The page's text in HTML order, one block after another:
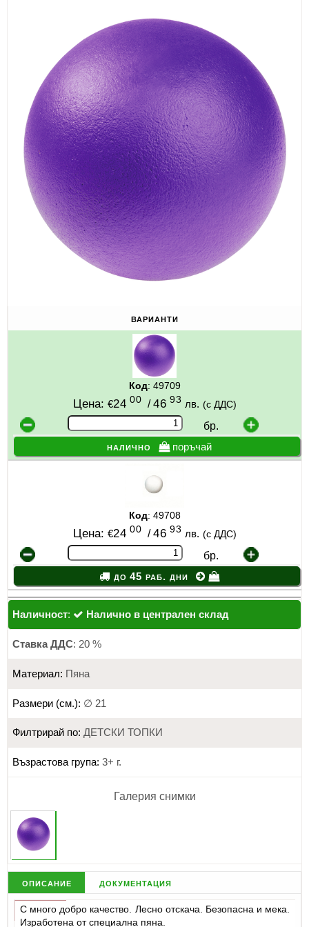
ИЗКУСТВА
МЕБЕЛИ И ОБОРУДВАНЕ
КАНЦЕЛАРСКИ МАТЕРИАЛИ
КНИГИ И УЧЕБНИЦИ
БДП
НОВИ
ПРОМОЦИИ
S.T.E.M.
варианти
Код: 49709
Цена:€24 00 /46 93 лв. (с ДДС)
бр.
налично
поръчай
Код: 49708
Цена:€24 00 /46 93 лв. (с ДДС)
бр.
до 45 раб. дни
Наличност: Налично в централен склад
Ставка ДДС: 20 %
Материал: Пяна
Размери (см.): ∅ 21
Филтрирай по: ДЕТСКИ ТОПКИ
Възрастова група: 3+ г.
Галерия снимки
описание документация
С много добро качество. Лесно отскача. Безопасна и мека.
Изработена от специална пяна.